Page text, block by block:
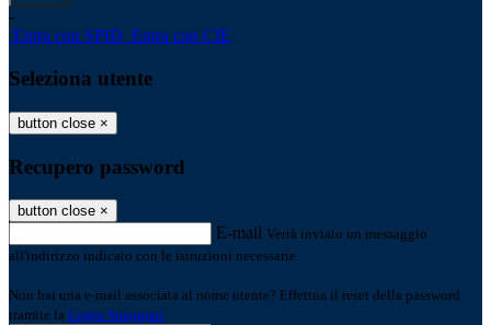
-
Entra con SPID Entra con CIE
Seleziona utente
button close ×
Recupero password
button close ×
E-mail Verrà inviato un messaggio
all'indirizzo indicato con le istruzioni necessarie.
Non hai una e-mail associata al nome utente? Effettua il reset della password
tramite la Login Spaggiari